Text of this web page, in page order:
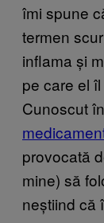
îmi spune
termen
inflama și
pe care el
Cunoscut
provocată
mine) să
neștiind că